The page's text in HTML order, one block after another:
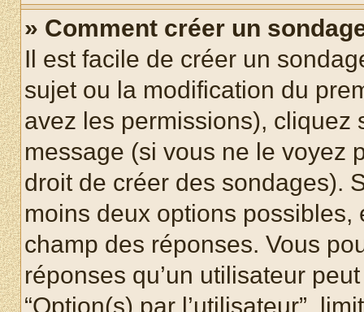
» Comment créer un
Il est facile de créer un
sujet ou la modification du
avez les permissions), cliquez
message (si vous ne le voyez
droit de créer des sondages).
moins deux options
champ des réponses. Vous
réponses qu’un utilisateur
“Option(s) par l’utilisateur”,